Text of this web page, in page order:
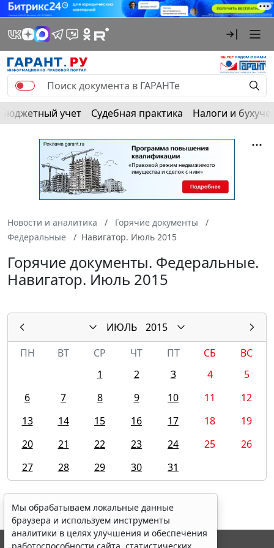
Бюджетный учет Судебная практика Налоги и
Новости и аналитика
Горячие документы
Федеральные
Навигатор. Июль 2015
Горячие документы. Федеральные.
Навигатор. Июль 2015
ИЮЛЬ
2015
ПН
ВТ СР ЧТ ПТ СБ
ВС
1
2 3 4
5
6
7 8 9 10 11
12
13
14 15 16 17 18
19
20
21 22 23 24 25
26
27
28 29 30 31
Мы обрабатываем локальные данные
браузера и используем инструменты
аналитики в целях улучшения и обеспечения